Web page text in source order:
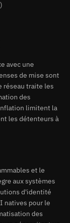
avec une
de mise sont
réseau traite les
des
limitent la
les détenteurs à
et le
aux systèmes
d'identité
natives pour le
des